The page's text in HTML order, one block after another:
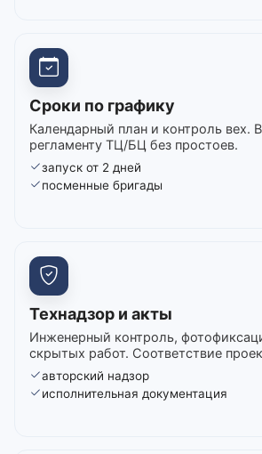
Сроки по графику
Календарный план и контроль вех.
регламенту ТЦ/БЦ без простоев.
запуск от 2 дней
посменные бригады
Технадзор и акты
Инженерный контроль,
скрытых работ. Соответствие
авторский надзор
исполнительная документация